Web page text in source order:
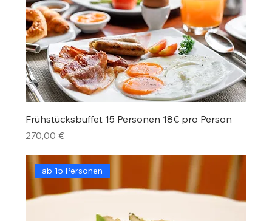
Frühstücksbuffet 15 Personen 18€ pro Person
Preis
270,00 €
ab 15 Personen